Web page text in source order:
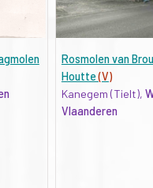
Rosmolen van
Houtte(V)
Kanegem (Tielt),
Vlaanderen